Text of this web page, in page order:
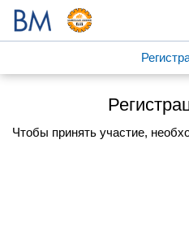
Чтобы принять участие,